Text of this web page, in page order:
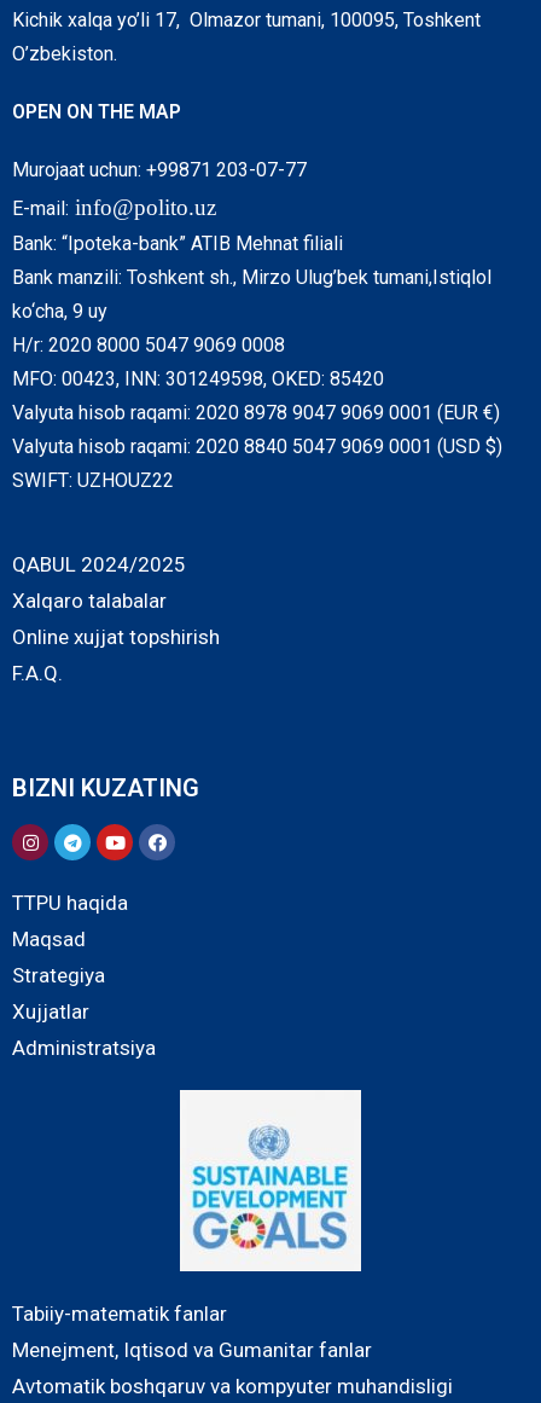
Kichik xalqa yo’li 17, Olmazor tumani, 100095, Toshkent
O’zbekiston.
OPEN ON THE MAP
Murojaat uchun: +99871 203-07-77
E-mail: info@polito.uz
Bank: “Ipoteka-bank” ATIB Mehnat filiali
Bank manzili: Toshkent sh., Mirzo Ulug’bek tumani,Istiqlol
ko‘cha, 9 uy
H/r: 2020 8000 5047 9069 0008
MFO: 00423, INN: 301249598, OKED: 85420
Valyuta hisob raqami: 2020 8978 9047 9069 0001 (EUR €)
Valyuta hisob raqami: 2020 8840 5047 9069 0001 (USD $)
SWIFT: UZHOUZ22
QABUL 2024/2025
Xalqaro talabalar
Online xujjat topshirish
F.A.Q.
BIZNI KUZATING
TTPU haqida
Maqsad
Strategiya
Xujjatlar
Administratsiya
Tabiiy-matematik fanlar
Menejment, Iqtisod va Gumanitar fanlar
Avtomatik boshqaruv va kompyuter muhandisligi